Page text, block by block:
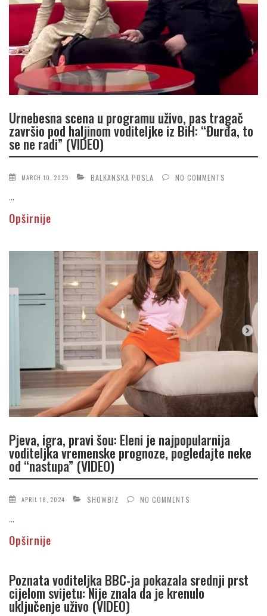
Urnebesna scena u programu uživo, pas tragač
završio pod haljinom voditeljke iz BiH: “Đurđa, to
se ne radi” (VIDEO)
MARCH 10, 2025 BALKANSKA POSLA NO COMMENTS
...
Opširnije
Pjeva, igra, pravi šou: Eleni je najpopularnija
voditeljka vremenske prognoze, pogledajte neke
od “nastupa” (VIDEO)
APRIL 18, 2024 SHOWBIZ NO COMMENTS
...
Opširnije
Poznata voditeljka BBC-ja pokazala srednji prst
cijelom svijetu: Nije znala da je krenulo
uključenje uživo (VIDEO)